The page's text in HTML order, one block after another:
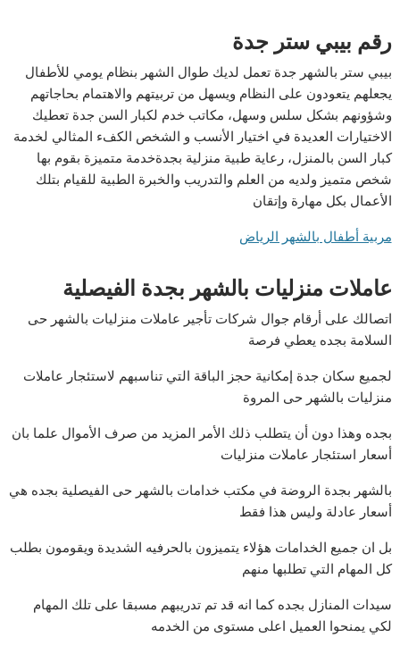
رقم بيبي ستر جدة
بيبي ستر بالشهر جدة تعمل لديك طوال الشهر بنظام يومي للأطفال
يجعلهم يتعودون على النظام ويسهل من تربيتهم والاهتمام بحاجاتهم
وشؤونهم بشكل سلس وسهل، مكاتب خدم لكبار السن جدة تعطيك
الاختيارات العديدة في اختيار الأنسب و الشخص الكفء المثالي لخدمة
كبار السن بالمنزل، رعاية طبية منزلية بجدةخدمة متميزة بقوم بها
شخص متميز ولديه من العلم والتدريب والخبرة الطبية للقيام بتلك
الأعمال بكل مهارة وإتقان
مربية أطفال بالشهر الرياض
عاملات منزليات بالشهر بجدة الفيصلية
اتصالك على أرقام جوال شركات تأجير عاملات منزليات بالشهر حى
السلامة بجده يعطي فرصة
لجميع سكان جدة إمكانية حجز الباقة التي تناسبهم لاستئجار عاملات
منزليات بالشهر حى المروة
بجده وهذا دون أن يتطلب ذلك الأمر المزيد من صرف الأموال علما بان
أسعار استئجار عاملات منزليات
بالشهر بجدة الروضة في مكتب خدامات بالشهر حى الفيصلية بجده هي
أسعار عادلة وليس هذا فقط
بل ان جميع الخدامات هؤلاء يتميزون بالحرفيه الشديدة ويقومون بطلب
كل المهام التي تطلبها منهم
سيدات المنازل بجده كما انه قد تم تدريبهم مسبقا على تلك المهام
لكي يمنحوا العميل اعلى مستوى من الخدمه